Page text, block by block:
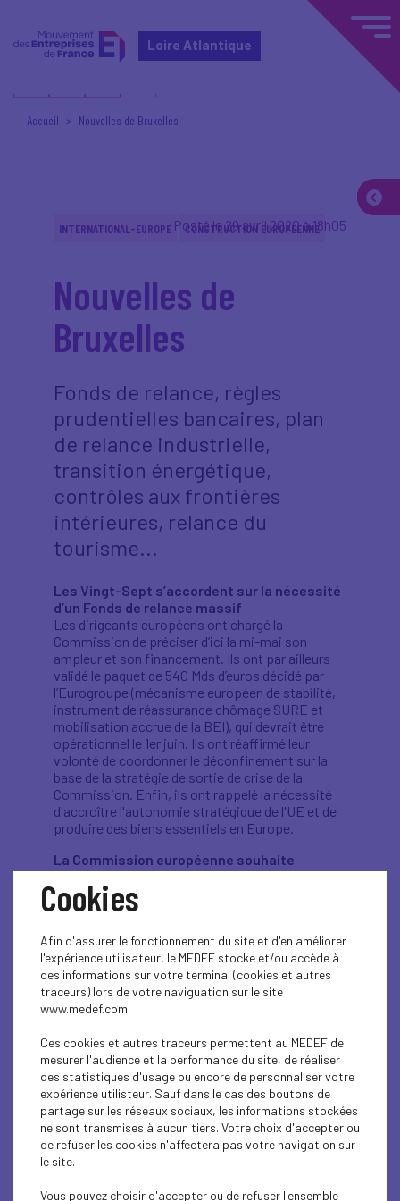
Loire Atlantique
Accueil Nouvelles de Bruxelles
Posté le 29 avril 2020 à 18h05
INTERNATIONAL-EUROPE CONSTRUCTION EUROPÉENNE
Nouvelles de
Bruxelles
Fonds de relance, règles
prudentielles bancaires, plan
de relance industrielle,
transition énergétique,
contrôles aux frontières
intérieures, relance du
tourisme...
Les Vingt-Sept s’accordent sur la nécessité
d’un Fonds de relance massif
Les dirigeants européens ont chargé la
Commission de préciser d’ici la mi-mai son
ampleur et son financement. Ils ont par ailleurs
validé le paquet de 540 Mds d’euros décidé par
l’Eurogroupe (mécanisme européen de stabilité,
instrument de réassurance chômage SURE et
mobilisation accrue de la BEI), qui devrait être
opérationnel le 1er juin. Ils ont réaffirmé leur
volonté de coordonner le déconfinement sur la
base de la stratégie de sortie de crise de la
Commission. Enfin, ils ont rappelé la nécessité
d'accroître l'autonomie stratégique de l'UE et de
produire des biens essentiels en Europe.
La Commission européenne souhaite
assouplir les règles prudentielles bancaires
Le but : alléger les exigences en contrainte
bancaire pour que les établissements de crédit
l’économie européenne. « En 2007, les banques
faisaient partie du problème ; maintenant, elles
font partie de la solution », selon le vice-
président Valdis Dombrovskis. Ces mesures
doivent encore être adoptées par le Parlement
annoncé l’allègement de certaines contraintes
réglementaires.
Thierry Breton milite pour un « plan européen
de relance industrielle »
Devant la commission de l’Industrie du Parlement
européen, le commissaire français a identifié les
quatorze écosystèmes industriels européens que
européen. Il a estimé les besoins
Cookies
Afin d'assurer le fonctionnement du site et d'en améliorer
l'expérience utilisateur, le MEDEF stocke et/ou accède à
des informations sur votre terminal (cookies et autres
traceurs) lors de votre naviguation sur le site
www.medef.com.
Ces cookies et autres traceurs permettent au MEDEF de
mesurer l'audience et la performance du site, de réaliser
des statistiques d'usage ou encore de personnaliser votre
expérience utilisteur. Sauf dans le cas des boutons de
partage sur les réseaux sociaux, les informations stockées
ne sont transmises à aucun tiers. Votre choix d'accepter ou
de refuser les cookies n'affectera pas votre navigation sur
le site.
Vous pouvez choisir d'accepter ou de refuser l'ensemble